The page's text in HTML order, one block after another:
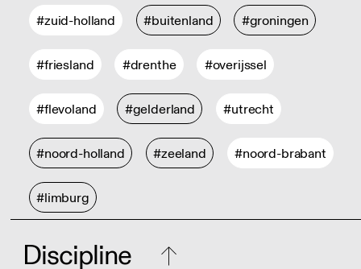
#zuid-holland #buitenland #groningen
#friesland #drenthe #overijssel
#flevoland #gelderland #utrecht
#noord-holland #zeeland #noord-brabant
#limburg
Discipline